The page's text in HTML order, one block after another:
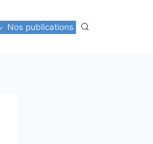
Nos publications